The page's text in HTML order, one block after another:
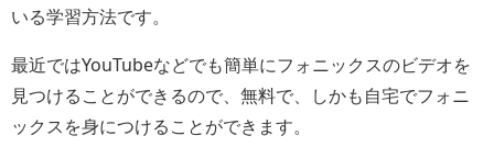
いる学習方法です。
最近ではYouTubeなどでも簡単にフォニックスのビデオを
見つけることができるので、無料で、しかも自宅でフォニ
ックスを身につけることができます。